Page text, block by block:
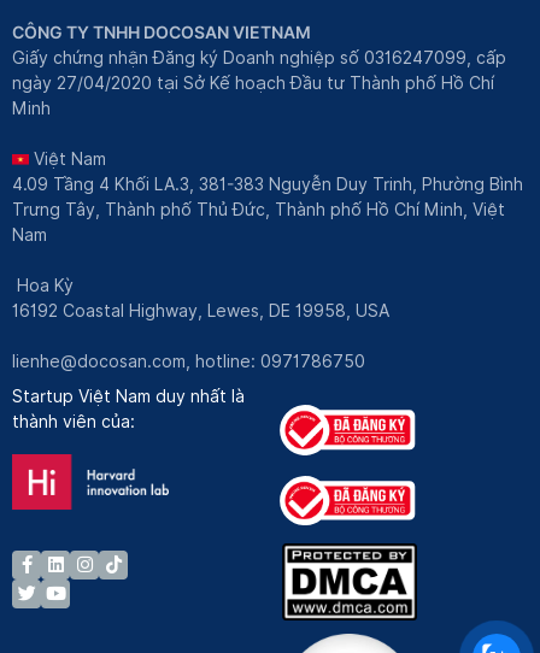
CÔNG TY TNHH DOCOSAN VIETNAM
Giấy chứng nhận Đăng ký Doanh nghiệp số 0316247099, cấp
ngày 27/04/2020 tại Sở Kế hoạch Đầu tư Thành phố Hồ Chí
Minh
Việt Nam
4.09 Tầng 4 Khối LA.3, 381-383 Nguyễn Duy Trinh, Phường Bình
Trưng Tây, Thành phố Thủ Đức, Thành phố Hồ Chí Minh, Việt
Nam
Hoa Kỳ
16192 Coastal Highway, Lewes, DE 19958, USA
lienhe@docosan.com, hotline: 0971786750
Startup Việt Nam duy nhất là
thành viên của: